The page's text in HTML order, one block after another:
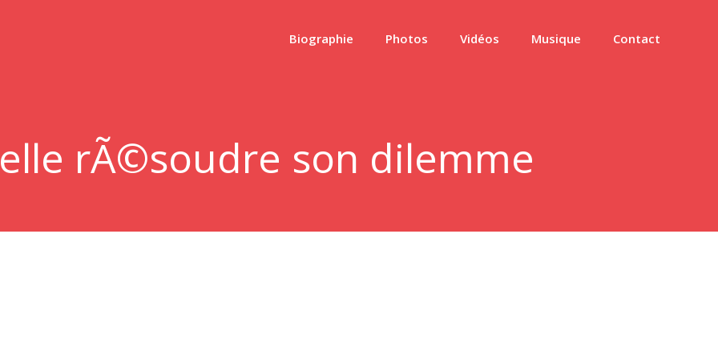
Biographie Photos Vidéos Musique Contact
rÃ©soudre son dilemme